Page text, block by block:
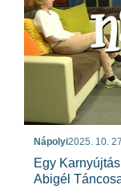
Nápolyi2025. 10.
Egy
Abigél